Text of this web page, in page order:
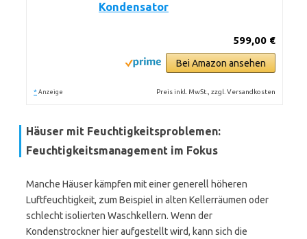
Kondensator
599,00 €
Bei Amazon ansehen
* Anzeige Preis inkl. MwSt., zzgl. Versandkosten
Häuser mit Feuchtigkeitsproblemen:
Feuchtigkeitsmanagement im Fokus
Manche Häuser kämpfen mit einer generell höheren
Luftfeuchtigkeit, zum Beispiel in alten Kellerräumen oder
schlecht isolierten Waschkellern. Wenn der
Kondenstrockner hier aufgestellt wird, kann sich die